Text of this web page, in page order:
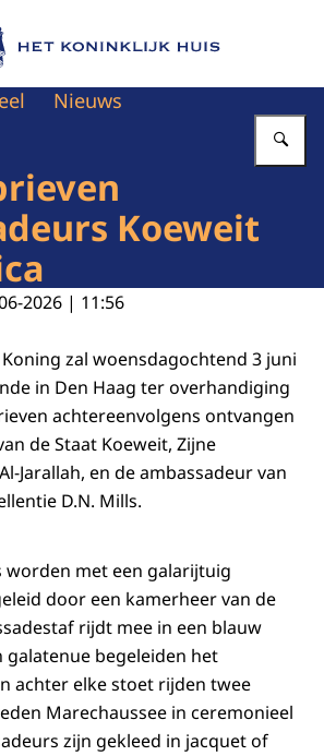
homepage van Het Koninklijk Huis
Nieuws
Koeweit
2026 | 11:56
zal woensdagochtend 3 juni
in Den Haag ter overhandiging
achtereenvolgens ontvangen
de Staat Koeweit, Zijne
Jarallah, en de ambassadeur van
D.N. Mills.
worden met een galarijtuig
door een kamerheer van de
rijdt mee in een blauw
begeleiden het
achter elke stoet rijden twee
Marechaussee in ceremonieel
zijn gekleed in jacquet of